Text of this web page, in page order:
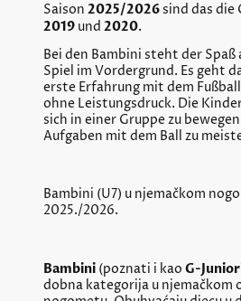
Saison 2025/2026sind das die
2019 und 2020.
Bei den Bambini steht der Spaß
Spiel im Vordergrund. Es geht
erste Erfahrung mit dem
ohne Leistungsdruck. Die
sich in einer Gruppe zu
Aufgaben mit dem Ball zu
Bambini (U7) u njemačkom
2025./2026.
Bambini (poznati i kao G-
dobna kategorija u njemačkom